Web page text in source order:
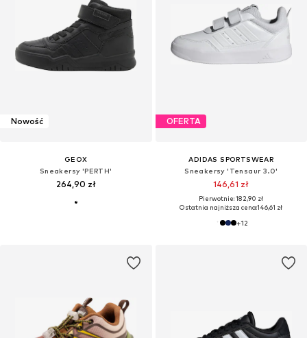
Nowość
GEOX
Sneakersy 'PERTH'
264,90 zł
OFERTA
ADIDAS SPORTSWEAR
Sneakersy 'Tensaur 3.0'
146,61 zł
Pierwotnie: 182,90 zł
Ostatnia najniższa cena:146,61 zł
+12